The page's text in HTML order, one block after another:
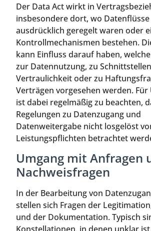
Der Data Act wirkt in
insbesondere dort, wo
ausdrücklich geregelt waren oder
Kontrollmechanismen bestehen.
kann Einfluss darauf haben,
zur Datennutzung, zu
Vertraulichkeit oder zu
Verträgen vorgesehen werden.
ist dabei regelmäßig zu beachten,
Regelungen zu Datenzugang und
Datenweitergabe nicht losgelöst
Leistungspflichten betrachtet
Umgang mit Anfragen
Nachweisfragen
In der Bearbeitung von
stellen sich Fragen der
und der Dokumentation. Typisch